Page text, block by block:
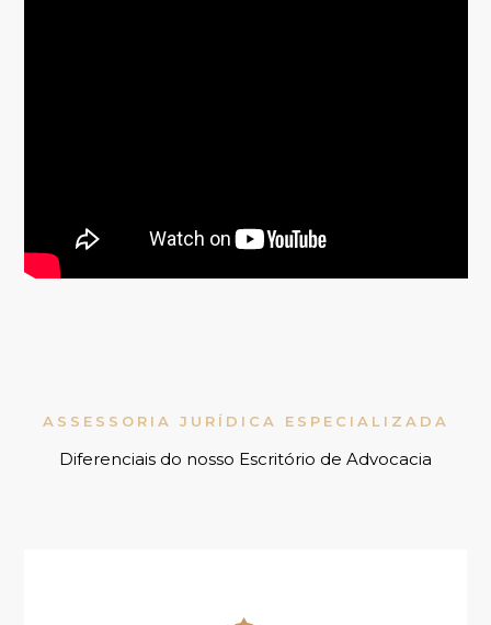
ASSESSORIA JURÍDICA ESPECIALIZADA
Diferenciais do nosso Escritório de Advocacia